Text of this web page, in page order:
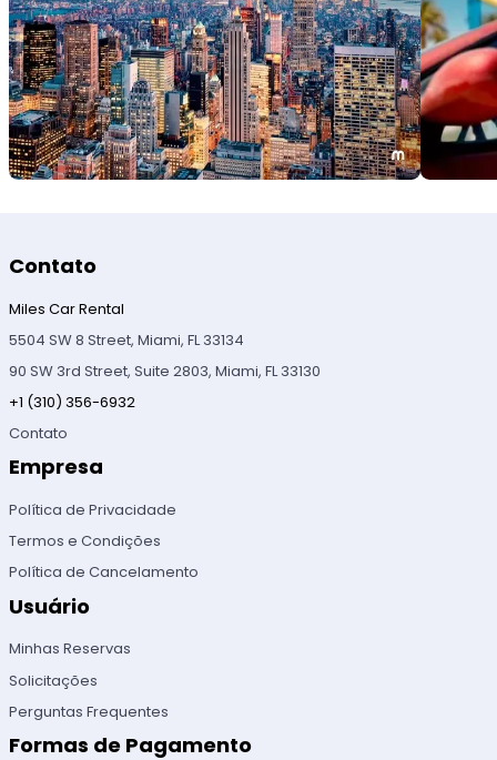
Contato
Miles Car Rental
5504 SW 8 Street, Miami, FL 33134
90 SW 3rd Street, Suite 2803, Miami, FL 33130
+1 (310) 356-6932
Contato
Empresa
Política de Privacidade
Termos e Condições
Política de Cancelamento
Usuário
Minhas Reservas
Solicitações
Perguntas Frequentes
Formas de Pagamento